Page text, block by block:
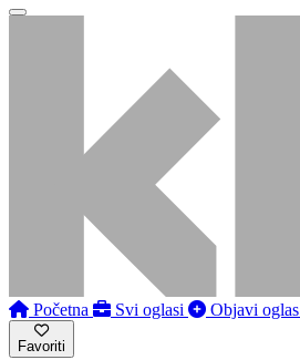
Početna Svi oglasi Objavi oglas
Favoriti